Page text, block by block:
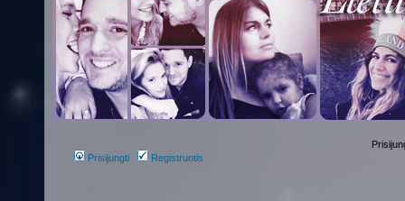
Prisijungti Registruotis